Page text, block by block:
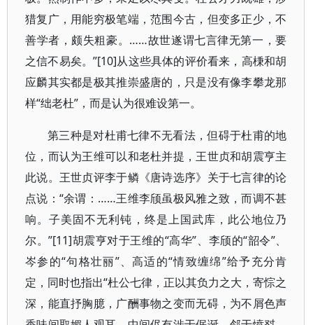
猎复广，用能穷极笔端，范围今古，但变多正少，不
善学者，颇失粗豪。……故世遂谓七言律无第一，要
之信不易矣。”[10]从这些具体的评价看来，高棅和胡
应麟其实都是极其推崇盛唐的，只是没有像李攀龙那
样“绌老杜”，而是认为很难设第一。
第三种是对杜甫七律不无看法，但碍于杜甫的地
位，而认为王维可以和老杜并提，王世贞和胡震亨主
此说。王世贞评李于鳞《唐诗选序》关于七言律的论
点说：“余谓：……王维李颀虽极风雅之致，而调不甚
响。子美固不无利钝，终是上国武库，此公地位乃
尔。”[11]胡震亨对于王维的“高华”、李颀的“韶令”、
岑参的“句格壮丽”、高适的“情致缠绵”给予充分肯
定，同时也指出“杜公七律，正以其负力之大，寄悰之
深，能直抒胸臆，广酬事物之变而无碍，为不屑色声